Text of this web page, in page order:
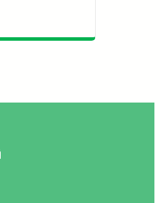
យការដឹកនាំ
របាល​រដ្ឋ​បាល​
ង​អធិការ​